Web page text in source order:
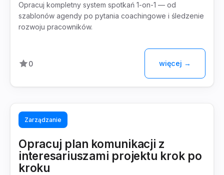
Opracuj kompletny system spotkań 1-on-1 — od
szablonów agendy po pytania coachingowe i śledzenie
rozwoju pracowników.
0 więcej →
Zarządzanie
Opracuj plan komunikacji z
interesariuszami projektu krok po
kroku